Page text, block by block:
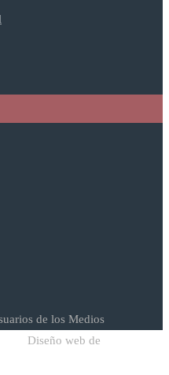
de los Medios
Diseño web de